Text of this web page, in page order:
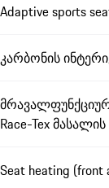
Adaptive sports
კარბონის
Race-Tex
Seat heating (front